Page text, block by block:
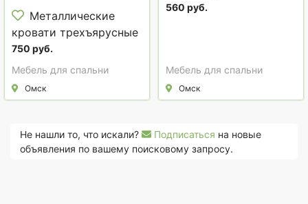
Металлические
кровати трехъярусные
для общежитий,
рабочих, вагончиков.
Низкие цены.
750 руб.
Мебель для спальни
Омск
строителей и рабочих,
560 руб.
Мебель для спальни
Омск
Не нашли то, что искали? Подписаться на новые
объявления по вашему поисковому запросу.